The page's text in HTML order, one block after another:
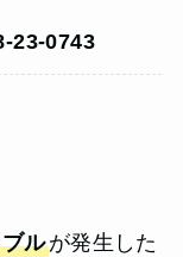
23-0743
ルが発生した